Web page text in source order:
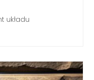
układu